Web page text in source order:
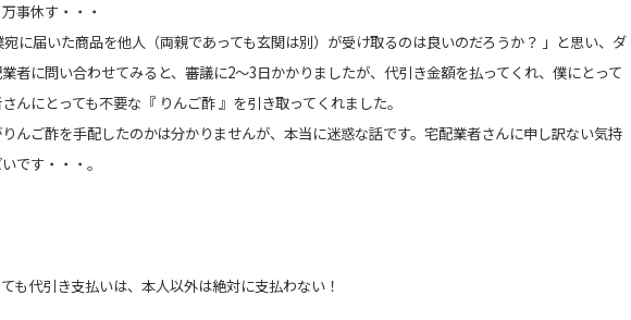
事休す・・・
宛に届いた商品を他人（両親であっても玄関は別）が受け取るのは良いのだろうか？ 」と思い、ダ
者に問い合わせてみると、 審議に2～3日かかりましたが、代引き金額を払ってくれ、僕にとって
んにとっても不要な『 りんご酢 』を引き取ってくれました。
んご酢を手配したのかは分かりませんが、本当に迷惑な話です。宅配業者さんに申し訳ない気持
です・・・。
も代引き支払いは、本人以外は絶対に支払わない！